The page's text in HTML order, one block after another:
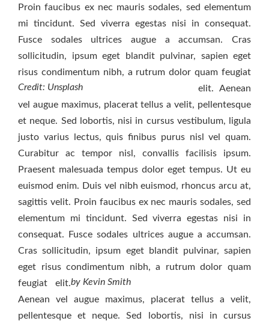
Proin faucibus ex nec mauris sodales, sed elementum
mi tincidunt. Sed viverra egestas nisi in consequat.
Fusce sodales ultrices augue a accumsan. Cras
sollicitudin, ipsum eget blandit pulvinar, sapien eget
risus condimentum nibh, a rutrum dolor quam feugiat
elit.
Credit: Unsplash
Aenean
vel augue maximus, placerat tellus a velit, pellentesque
et neque. Sed lobortis, nisi in cursus vestibulum, ligula
justo varius lectus, quis finibus purus nisl vel quam.
Curabitur ac tempor nisl, convallis facilisis ipsum.
Praesent malesuada tempus dolor eget tempus. Ut eu
euismod enim. Duis vel nibh euismod, rhoncus arcu at,
sagittis velit. Proin faucibus ex nec mauris sodales, sed
elementum mi tincidunt. Sed viverra egestas nisi in
consequat. Fusce sodales ultrices augue a accumsan.
Cras sollicitudin, ipsum eget blandit pulvinar, sapien
eget risus condimentum nibh, a rutrum dolor quam
feugiat elit.by Kevin Smith
Aenean vel augue maximus, placerat tellus a velit,
pellentesque et neque. Sed lobortis, nisi in cursus